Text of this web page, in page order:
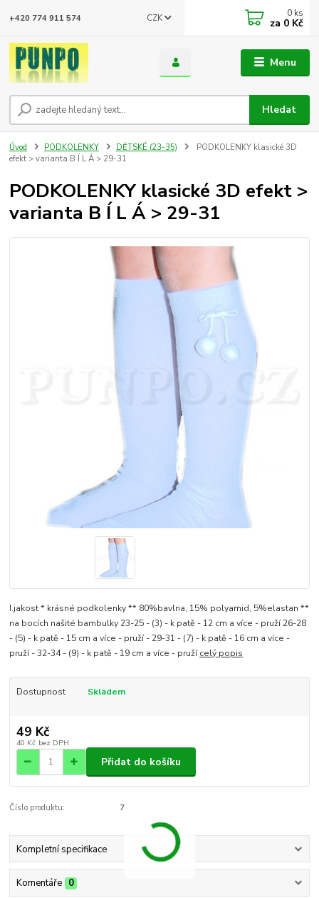
Menu
CZK
Hledat
+420 774 911 574 0 ks
za 0 Kč
Úvod PODKOLENKY DĚTSKÉ (23-35)
PODKOLENKY klasické 3D
efekt > varianta B Í L Á > 29-31
PODKOLENKY klasické 3D efekt >
varianta B Í L Á > 29-31
I.jakost * krásné podkolenky ** 80%bavlna, 15% polyamid, 5%elastan **
na bocích našité bambulky 23-25 - (3) - k patě - 12 cm a více - pruží 26-28
- (5) - k patě - 15 cm a více - pruží - 29-31 - (7) - k patě - 16 cm a více -
pruží - 32-34 - (9) - k patě - 19 cm a více - pružícelý popis
Dostupnost Skladem
49 Kč
40 Kč bez DPH
Přidat do košíku
Číslo produktu: 7
Kompletní specifikace
Komentáře 0